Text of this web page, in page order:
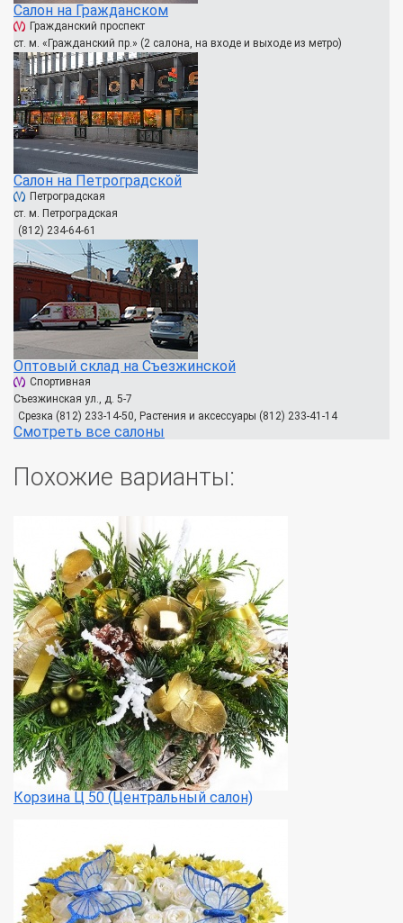
Салон на Гражданском
Гражданский проспект
ст. м. «Гражданский пр.» (2 салона, на входе и выходе из метро)
Салон на Петроградской
Петроградская
ст. м. Петроградская
(812) 234-64-61
Оптовый склад на Съезжинской
Спортивная
Съезжинская ул., д. 5-7
Срезка (812) 233-14-50, Растения и аксессуары (812) 233-41-14
Смотреть все салоны
Похожие варианты:
Корзина Ц 50 (Центральный салон)